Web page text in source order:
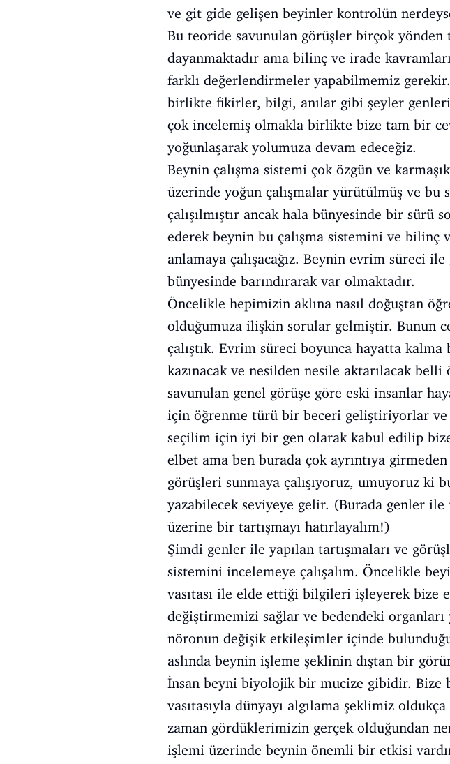
ve git gide gelişen beyinler kontrolün
Bu teoride savunulan görüşler birçok yönden
dayanmaktadır ama bilinç ve irade
farklı değerlendirmeler yapabilmemiz
birlikte fikirler, bilgi, anılar gibi şeyler
çok incelemiş olmakla birlikte bize tam bir
yoğunlaşarak yolumuza devam edeceğiz.
Beynin çalışma sistemi çok özgün ve
üzerinde yoğun çalışmalar yürütülmüş ve bu
çalışılmıştır ancak hala bünyesinde bir
ederek beynin bu çalışma sistemini ve bilinç
anlamaya çalışacağız. Beynin evrim süreci
bünyesinde barındırarak var olmaktadır.
Öncelikle hepimizin aklına nasıl doğuştan
olduğumuza ilişkin sorular gelmiştir. Bunun
çalıştık. Evrim süreci boyunca hayatta
kazınacak ve nesilden nesile aktarılacak
savunulan genel görüşe göre eski insanlar
için öğrenme türü bir beceri geliştiriyorlar ve
seçilim için iyi bir gen olarak kabul edilip
elbet ama ben burada çok ayrıntıya
görüşleri sunmaya çalışıyoruz, umuyoruz ki
yazabilecek seviyeye gelir. (Burada genler
üzerine bir tartışmayı hatırlayalım!)
Şimdi genler ile yapılan tartışmaları ve
sistemini incelemeye çalışalım. Öncelikle
vasıtası ile elde ettiği bilgileri işleyerek bize
değiştirmemizi sağlar ve bedendeki organları
nöronun değişik etkileşimler içinde
aslında beynin işleme şeklinin dıştan bir
İnsan beyni biyolojik bir mucize gibidir. Bize
vasıtasıyla dünyayı algılama şeklimiz
zaman gördüklerimizin gerçek olduğundan
işlemi üzerinde beynin önemli bir etkisi